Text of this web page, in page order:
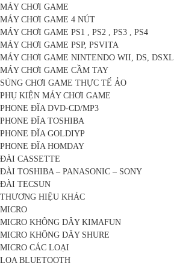
MÁY CHƠI GAME
MÁY CHƠI GAME 4 NÚT
MÁY CHƠI GAME PS1 , PS2 , PS3 , PS4
MÁY CHƠI GAME PSP, PSVITA
MÁY CHƠI GAME NINTENDO WII, DS, DSXL
MÁY CHƠI GAME CẦM TAY
SÚNG CHƠI GAME THỰC TẾ ẢO
PHỤ KIỆN MÁY CHƠI GAME
PHONE ĐĨA DVD-CD/MP3
PHONE ĐĨA TOSHIBA
PHONE ĐĨA GOLDIYP
PHONE ĐĨA HOMDAY
ĐÀI CASSETTE
ĐÀI TOSHIBA – PANASONIC – SONY
ĐÀI TECSUN
THƯƠNG HIỆU KHÁC
MICRO
MICRO KHÔNG DÂY KIMAFUN
MICRO KHÔNG DÂY SHURE
MICRO CÁC LOẠI
LOA BLUETOOTH